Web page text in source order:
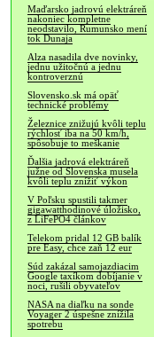
Maďarsko jadrovú elektráreň
nakoniec kompletne
neodstavilo, Rumunsko mení
tok Dunaja
Alza nasadila dve novinky,
jednu užitočnú a jednu
kontroverznú
Slovensko.sk má opäť
technické problémy
Železnice znižujú kvôli teplu
rýchlosť iba na 50 km/h,
spôsobuje to meškanie
Ďalšia jadrová elektráreň
južne od Slovenska musela
kvôli teplu znížiť výkon
V Poľsku spustili takmer
gigawatthodinové úložisko,
z LiFePO4 článkov
Telekom pridal 12 GB balík
pre Easy, chce zaň 12 eur
Súd zakázal samojazdiacim
Google taxíkom dobíjanie v
noci, rušili obyvateľov
NASA na diaľku na sonde
Voyager 2 úspešne znížila
spotrebu